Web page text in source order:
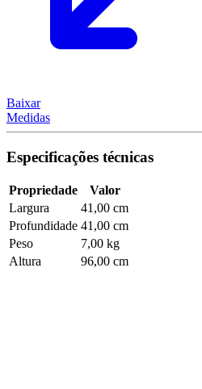
Baixar
Medidas
Especificações técnicas
Propriedade
Valor
Largura
41,00 cm
Profundidade 41,00 cm
Peso
7,00 kg
Altura
96,00 cm